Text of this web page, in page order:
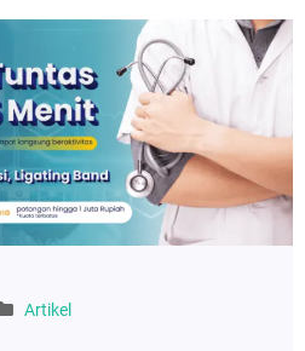
Artikel